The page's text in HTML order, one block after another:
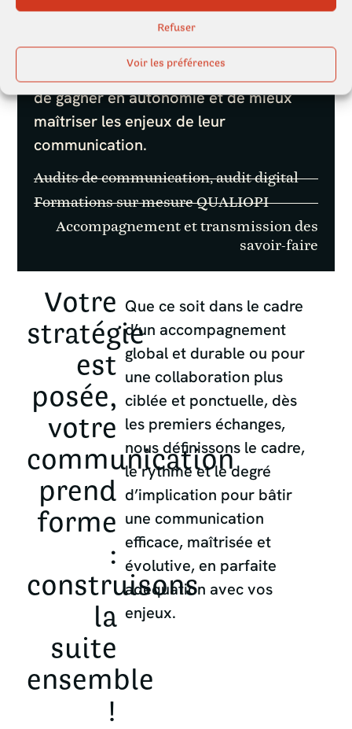
Refuser
Voir les préférences
au cœur de notre accompagnement.
Audits, formations et accompagnement
de gagner en autonomie et de mieux
maîtriser les enjeux de leur
communication.
Audits de communication, audit digital
Formations sur mesure QUALIOPI
Accompagnement et transmission des
savoir-faire
Votre
stratégie
est
posée,
votre
communication
prend
forme
:
construisons
la
suite
ensemble
!
Que ce soit dans le cadre
d’un accompagnement
global et durable ou pour
une collaboration plus
ciblée et ponctuelle, dès
les premiers échanges,
nous définissons le cadre,
le rythme et le degré
d’implication pour bâtir
une communication
efficace, maîtrisée et
évolutive, en parfaite
adéquation avec vos
enjeux.